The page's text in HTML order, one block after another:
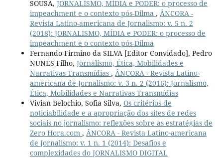
SOUSA, JORNALISMO, MÍDIA e PODER: o processo de
impeachment e o contexto pós-Dilma , ÂNCORA -
Revista Latino-americana de Jornalismo: v. 5 n. 2
(2018): JORNALISMO, MÍDIA e PODER: o processo de
impeachment e o contexto pós-Dilma
Fernando Firmino da SILVA [Editor Convidado], Pedro
NUNES Filho, Jornalismo, Ética, Mobilidades e
Narrativas Transmídias , ÂNCORA - Revista Latino-
americana de Jornalismo: v. 3 n. 2 (2016): Jornalismo,
Ética, Mobilidades e Narrativas Transmídias
Vivian Belochio, Sofia Silva, Os critérios de
noticiabilidade e a apropriação dos sites de redes
sociais no jornalismo: reflexões sobre as estratégias de
Zero Hora.com , ÂNCORA - Revista Latino-americana
de Jornalismo: v. 1 n. 1 (2014): Desafios e
complexidades do JORNALISMO DIGITAL